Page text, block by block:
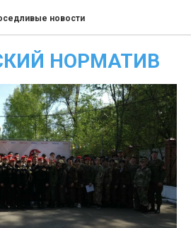
новости
НОРМАТИВ